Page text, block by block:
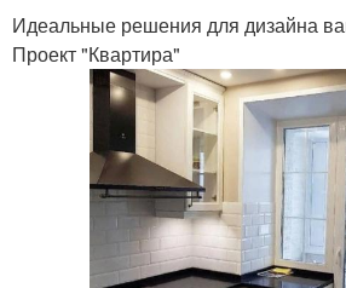
Идеальные решения для дизайна
Проект "Квартира"